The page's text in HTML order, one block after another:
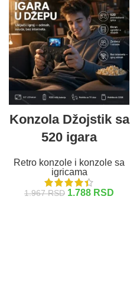
Konzola Džojstik sa
520 igara
Retro konzole i konzole sa
igricama
1.967RSD 1.788 RSD